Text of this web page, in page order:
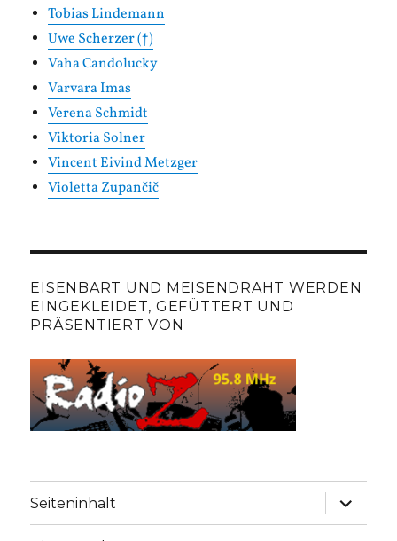
Tobias Lindemann
Uwe Scherzer (†)
Vaha Candolucky
Varvara Imas
Verena Schmidt
Viktoria Solner
Vincent Eivind Metzger
Violetta Zupančič
EISENBART UND MEISENDRAHT WERDEN
EINGEKLEIDET, GEFÜTTERT UND
PRÄSENTIERT VON
Seiteninhalt